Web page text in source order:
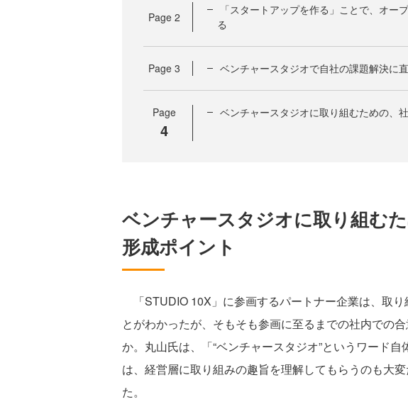
Page 2
「スタートアップを作る」ことで、オー
る
Page 3 ベンチャースタジオで自社の課題解決に
Page
4
ベンチャースタジオに取り組むための、
ベンチャースタジオに取り組む
形成ポイント
「STUDIO 10X」に参画するパートナー企業は、取
とがわかったが、そもそも参画に至るまでの社内での
か。丸山氏は、「“ベンチャースタジオ”というワード
は、経営層に取り組みの趣旨を理解してもらうのも大
た。